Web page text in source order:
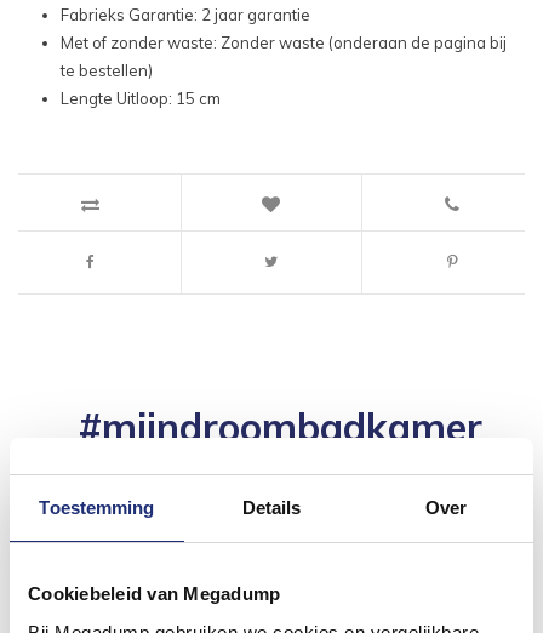
Toestemming Details Over
Cookiebeleid van Megadump
Fabrieks Garantie: 2 jaar garantie
Met of zonder waste: Zonder waste (onderaan de pagina bij
te bestellen)
Lengte Uitloop: 15 cm
#mijndroombadkamer
Wij geloven in de kracht van delen. Deel jouw
en tag @megadumpnl. Samen bouwen we een
badkamerstijlen. Doe je mee?